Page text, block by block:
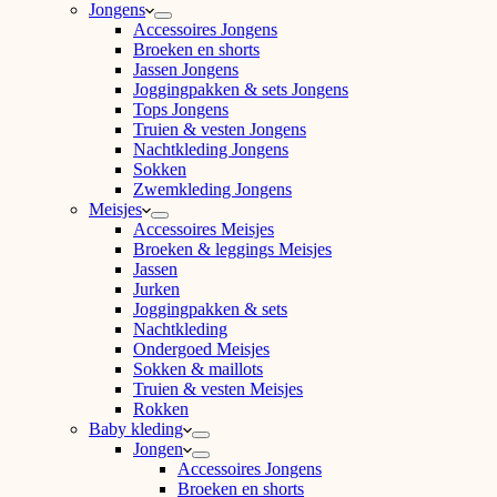
Jongens
Accessoires Jongens
Broeken en shorts
Jassen Jongens
Joggingpakken & sets Jongens
Tops Jongens
Truien & vesten Jongens
Nachtkleding Jongens
Sokken
Zwemkleding Jongens
Meisjes
Accessoires Meisjes
Broeken & leggings Meisjes
Jassen
Jurken
Joggingpakken & sets
Nachtkleding
Ondergoed Meisjes
Sokken & maillots
Truien & vesten Meisjes
Rokken
Baby kleding
Jongen
Accessoires Jongens
Broeken en shorts